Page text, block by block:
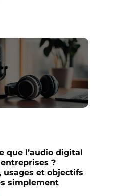
que l’audio digital
?
usages et objectifs
simplement